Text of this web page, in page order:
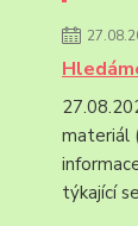
materiál
týkající